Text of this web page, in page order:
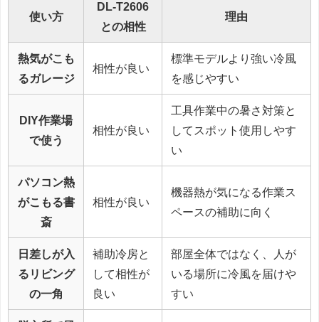
使い方
DL-T2606
との相性
理由
熱気がこも
るガレージ
相性が良い
標準モデルより強い冷風
を感じやすい
DIY作業場
で使う
相性が良い
工具作業中の暑さ対策と
してスポット使用しやす
い
パソコン熱
がこもる書
斎
相性が良い
機器熱が気になる作業ス
ペースの補助に向く
日差しが入
るリビング
の一角
補助冷房と
して相性が
良い
部屋全体ではなく、人が
いる場所に冷風を届けや
すい